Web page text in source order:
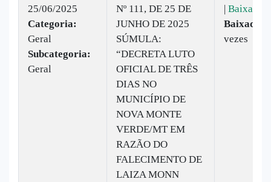
25/06/2025
Categoria:
Geral
Subcategoria:
Geral
Nº 111, DE 25 DE
JUNHO DE 2025
SÚMULA:
“DECRETA LUTO
OFICIAL DE TRÊS
DIAS NO
MUNICÍPIO DE
NOVA MONTE
VERDE/MT EM
RAZÃO DO
FALECIMENTO DE
LAIZA MONN
| Baixar
Baixado:
vezes